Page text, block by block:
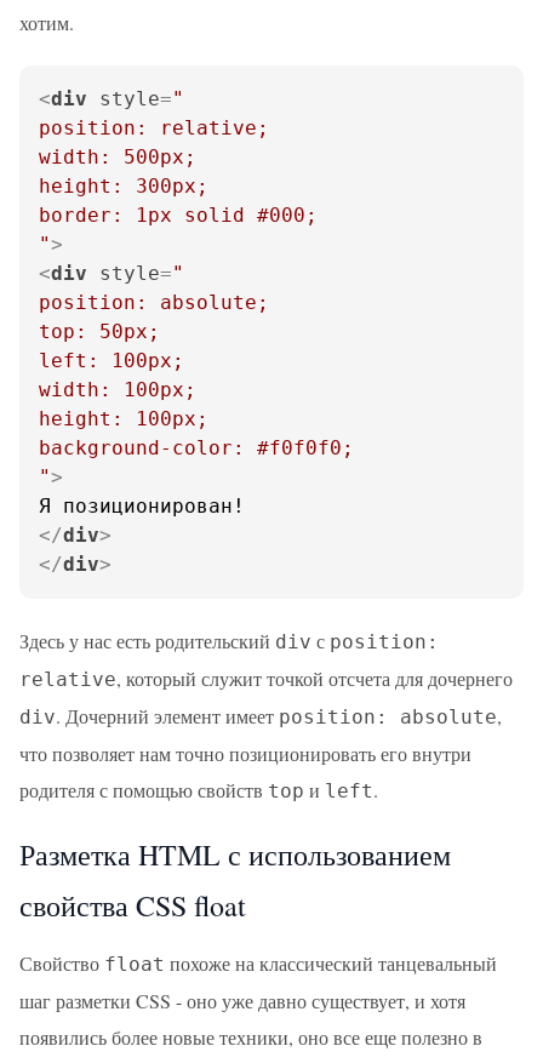
хотим.
<div style="
position: relative;
width: 500px;
height: 300px;
border: 1px solid #000;
">
<div style="
position: absolute;
top: 50px;
left: 100px;
width: 100px;
height: 100px;
background-color: #f0f0f0;
">
</div>
</div>
Здесь у нас есть родительский div с position:
relative, который служит точкой отсчета для дочернего
div. Дочерний элемент имеет position: absolute,
что позволяет нам точно позиционировать его внутри
родителя с помощью свойств top и left.
Разметка HTML с использованием
свойства CSS float
Свойство float похоже на классический танцевальный
шаг разметки CSS - оно уже давно существует, и хотя
появились более новые техники, оно все еще полезно в